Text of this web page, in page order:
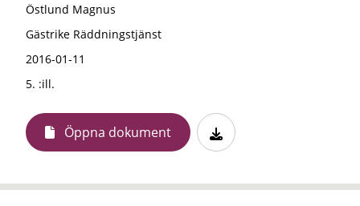
Östlund Magnus
Gästrike Räddningstjänst
2016-01-11
5. :ill.
Öppna dokument